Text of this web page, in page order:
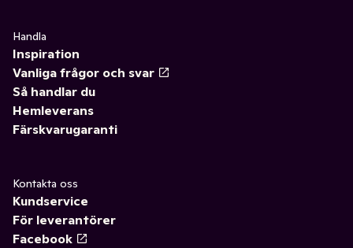
Handla
Inspiration
Vanliga frågor och svar
Så handlar du
Hemleverans
Färskvarugaranti
Kontakta oss
Kundservice
För leverantörer
Facebook